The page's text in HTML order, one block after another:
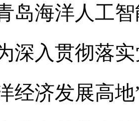
海洋人工智
入贯彻落实
经济发展高